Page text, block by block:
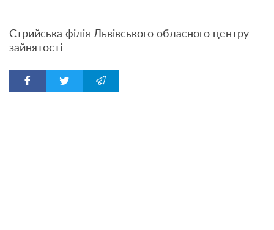
Стрийська філія Львівського обласного центру
зайнятості